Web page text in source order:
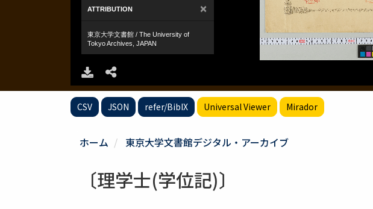
CSV JSON refer/BibIX Universal Viewer Mirador
ホーム 東京大学文書館デジタル・アーカイブ
〔理学士(学位記)〕